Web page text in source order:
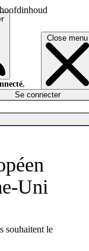
Close menu
Se connecter
Uni
souhaitent le